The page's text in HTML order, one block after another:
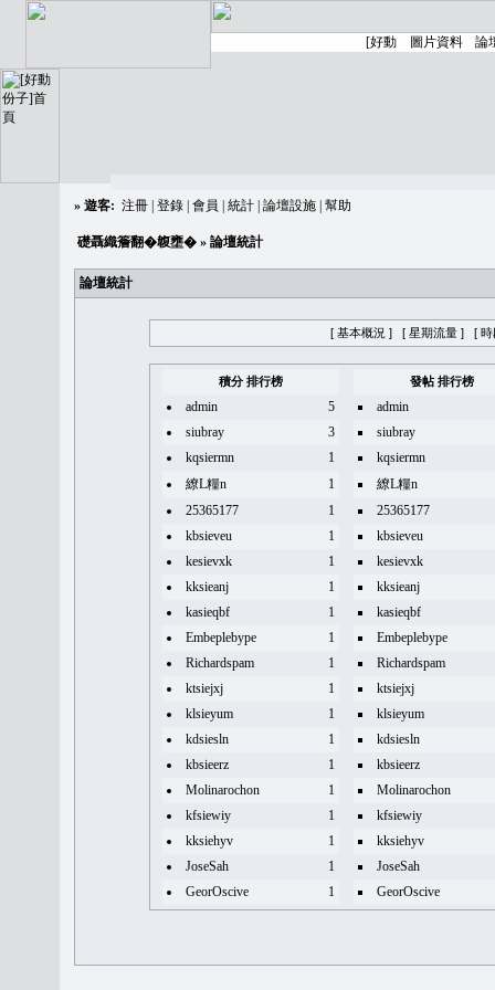
» 遊客: 注冊 登錄 會員 統計 論壇設施 幫助
礎聶織簷翻�䪖壅� » 論壇統計
論壇統計
[ 基本概況 ] [ 星期流量 ] [ 時
積分 排行榜 發帖 排行榜
admin 5
admin
siubray
3
siubray
kqsiermn
1
kqsiermn
繚L糧n
1
繚L糧n
25365177
1
25365177
kbsieveu
1
kbsieveu
kesievxk
1
kesievxk
kksieanj
1
kksieanj
kasieqbf
1
kasieqbf
Embeplebype
1
Embeplebype
Richardspam
1
Richardspam
ktsiejxj
1
ktsiejxj
klsieyum
1
klsieyum
kdsiesln
1
kdsiesln
kbsieerz
1
kbsieerz
Molinarochon
1
Molinarochon
kfsiewiy
1
kfsiewiy
kksiehyv
1
kksiehyv
JoseSah
1
JoseSah
GeorOscive
1 GeorOscive